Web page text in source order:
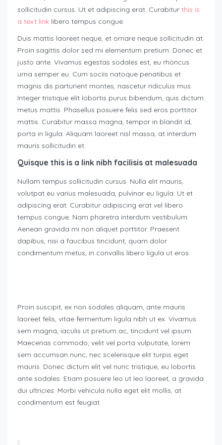
sollicitudin cursus. Ut et adipiscing erat. Curabitur this is
a text link libero tempus congue.
Duis mattis laoreet neque, et ornare neque sollicitudin at.
Proin sagittis dolor sed mi elementum pretium. Donec et
justo ante. Vivamus egestas sodales est, eu rhoncus
urna semper eu. Cum sociis natoque penatibus et
magnis dis parturient montes, nascetur ridiculus mus.
Integer tristique elit lobortis purus bibendum, quis dictum
metus mattis. Phasellus posuere felis sed eros porttitor
mattis. Curabitur massa magna, tempor in blandit id,
porta in ligula. Aliquam laoreet nisl massa, at interdum
mauris sollicitudin et.
Quisque this is a link nibh facilisis at malesuada
Nullam tempus sollicitudin cursus. Nulla elit mauris,
volutpat eu varius malesuada, pulvinar eu ligula. Ut et
adipiscing erat. Curabitur adipiscing erat vel libero
tempus congue. Nam pharetra interdum vestibulum.
Aenean gravida mi non aliquet porttitor. Praesent
dapibus, nisi a faucibus tincidunt, quam dolor
condimentum metus, in convallis libero ligula ut eros.
Proin suscipit, ex non sodales aliquam, ante mauris
laoreet felis, vitae fermentum ligula nibh ut ex. Vivamus
sem magna, iaculis ut pretium ac, tincidunt vel ipsum.
Maecenas commodo, velit vel porta vulputate, lorem
sem accumsan nunc, nec scelerisque elit turpis eget
mauris. Donec dictum elit vel nunc tristique, eu lobortis
ante sodales. Etiam posuere leo ut leo laoreet, a gravida
dui ultricies. Morbi vehicula nulla eget elit mollis, at
condimentum est feugiat.